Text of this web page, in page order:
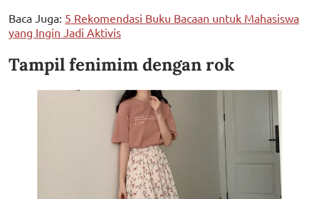
Baca Juga: 5 Rekomendasi Buku Bacaan untuk Mahasiswa
yang Ingin Jadi Aktivis
Tampil fenimim dengan rok